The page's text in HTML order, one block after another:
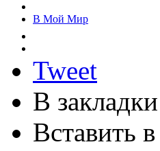
В Мой Мир
Tweet
В закладки
Вставить